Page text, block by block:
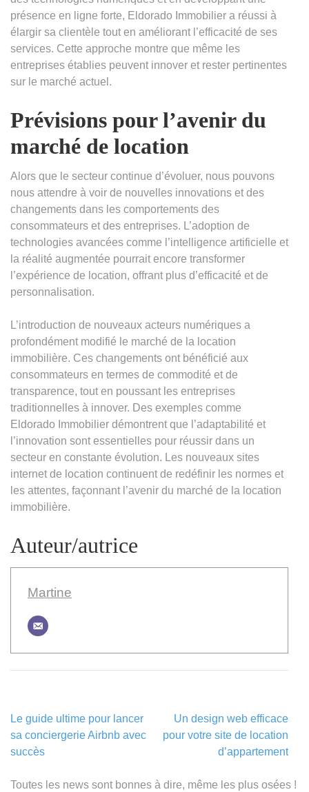
présence en ligne forte, Eldorado Immobilier a réussi à
élargir sa clientèle tout en améliorant l’efficacité de ses
services. Cette approche montre que même les
entreprises établies peuvent innover et rester pertinentes
sur le marché actuel.
Prévisions pour l’avenir du
marché de location
Alors que le secteur continue d’évoluer, nous pouvons
nous attendre à voir de nouvelles innovations et des
changements dans les comportements des
consommateurs et des entreprises. L’adoption de
technologies avancées comme l’intelligence artificielle et
la réalité augmentée pourrait encore transformer
l’expérience de location, offrant plus d’efficacité et de
personnalisation.
L’introduction de nouveaux acteurs numériques a
profondément modifié le marché de la location
immobilière. Ces changements ont bénéficié aux
consommateurs en termes de commodité et de
transparence, tout en poussant les entreprises
traditionnelles à innover. Des exemples comme
Eldorado Immobilier démontrent que l’adaptabilité et
l’innovation sont essentielles pour réussir dans un
secteur en constante évolution. Les nouveaux sites
internet de location continuent de redéfinir les normes et
les attentes, façonnant l’avenir du marché de la location
immobilière.
Auteur/autrice
Martine
Navigation
de
l’article
Le guide ultime pour lancer
sa conciergerie Airbnb avec
succès
Un design web efficace
pour votre site de location
d’appartement
Toutes les news sont bonnes à dire, même les plus osées !